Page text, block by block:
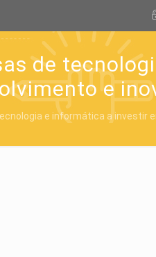
de
e
e informática a investir